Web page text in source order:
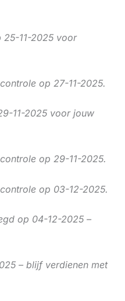
11-2025 voor
op 27-11-2025.
11-2025 voor jouw
op 29-11-2025.
op 03-12-2025.
op 04-12-2025 –
– blijf verdienen met